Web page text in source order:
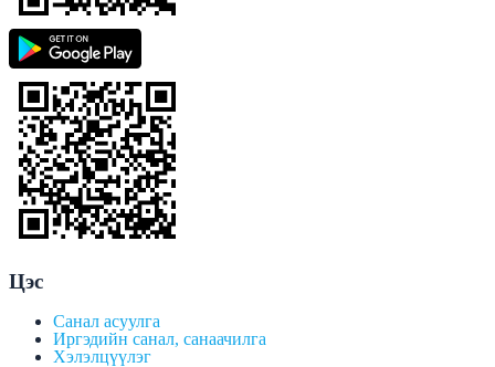
Цэс
Санал асуулга
Иргэдийн санал, санаачилга
Хэлэлцүүлэг